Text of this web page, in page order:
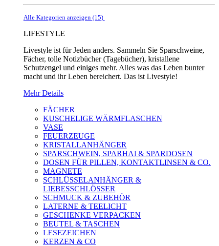
Alle Kategorien anzeigen (15)
LIFESTYLE
Livestyle ist für Jeden anders. Sammeln Sie Sparschweine,
Fächer, tolle Notizbücher (Tagebücher), kristallene
Schutzengel und einiges mehr. Alles was das Leben bunter
macht und ihr Leben bereichert. Das ist Livestyle!
Mehr Details
FÄCHER
KUSCHELIGE WÄRMFLASCHEN
VASE
FEUERZEUGE
KRISTALLANHÄNGER
SPARSCHWEIN, SPARHAI & SPARDOSEN
DOSEN FÜR PILLEN, KONTAKTLINSEN & CO.
MAGNETE
SCHLÜSSELANHÄNGER &
LIEBESSCHLÖSSER
SCHMUCK & ZUBEHÖR
LATERNE & TEELICHT
GESCHENKE VERPACKEN
BEUTEL & TASCHEN
LESEZEICHEN
KERZEN & CO